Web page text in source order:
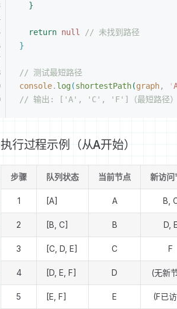
}
return null
// 未找到路径
}
// 测试最短路径
console. log(shortestPath(graph, '
// 输出: ['A', 'C', 'F']（最短路径）
执行过程示例（从A开始）
步骤 队列状态 当前节点 新访问
1 [A] A B,
2 [B, C] B D, E
3 [C, D, E] C F
4 [D, E, F] D (无新
5 [E, F] E (F已